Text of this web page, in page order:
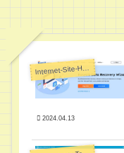
I
nternet-Site-Howto
2024.04.13